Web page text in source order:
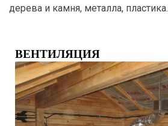
дерева и камня, металла, пластика.
ВЕНТИЛЯЦИЯ